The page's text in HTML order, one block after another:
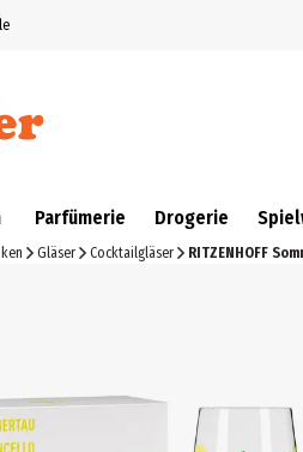
Parfümerie Drogerie
Gläser Cocktailgläser RITZENHOFF